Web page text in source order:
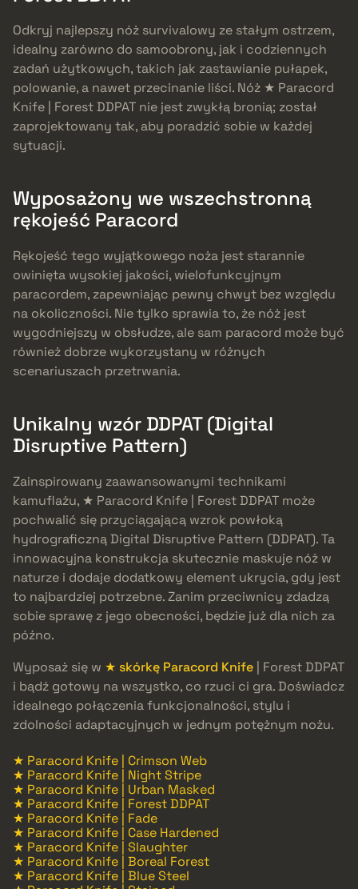
Odkryj najlepszy nóż survivalowy ze stałym ostrzem,
idealny zarówno do samoobrony, jak i codziennych
zadań użytkowych, takich jak zastawianie pułapek,
polowanie, a nawet przecinanie liści. Nóż ★ Paracord
Knife | Forest DDPAT nie jest zwykłą bronią; został
zaprojektowany tak, aby poradzić sobie w każdej
sytuacji.
Wyposażony we wszechstronną
rękojeść Paracord
Rękojeść tego wyjątkowego noża jest starannie
owinięta wysokiej jakości, wielofunkcyjnym
paracordem, zapewniając pewny chwyt bez względu
na okoliczności. Nie tylko sprawia to, że nóż jest
wygodniejszy w obsłudze, ale sam paracord może być
również dobrze wykorzystany w różnych
scenariuszach przetrwania.
Unikalny wzór DDPAT (Digital
Disruptive Pattern)
Zainspirowany zaawansowanymi technikami
kamuflażu, ★ Paracord Knife | Forest DDPAT może
pochwalić się przyciągającą wzrok powłoką
hydrograficzną Digital Disruptive Pattern (DDPAT). Ta
innowacyjna konstrukcja skutecznie maskuje nóż w
naturze i dodaje dodatkowy element ukrycia, gdy jest
to najbardziej potrzebne. Zanim przeciwnicy zdadzą
sobie sprawę z jego obecności, będzie już dla nich za
późno.
Wyposaż się w ★ skórkę Paracord Knife | Forest DDPAT
i bądź gotowy na wszystko, co rzuci ci gra. Doświadcz
idealnego połączenia funkcjonalności, stylu i
zdolności adaptacyjnych w jednym potężnym nożu.
★ Paracord Knife | Crimson Web
★ Paracord Knife | Night Stripe
★ Paracord Knife | Urban Masked
★ Paracord Knife | Forest DDPAT
★ Paracord Knife | Fade
★ Paracord Knife | Case Hardened
★ Paracord Knife | Slaughter
★ Paracord Knife | Boreal Forest
★ Paracord Knife | Blue Steel